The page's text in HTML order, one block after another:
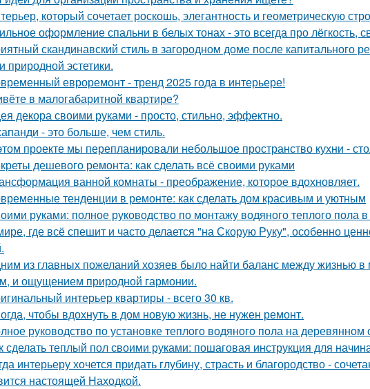
который сочетает роскошь, элегантность и геометрическую
оформление спальни в белых тонах - это всегда про лёгкость,
скандинавский стиль в загородном доме после капитального
природной эстетики.
евроремонт - тренд 2025 года в интерьере!
в малогабаритной квартире?
декора своими руками - просто, стильно, эффектно.
- это больше, чем стиль.
проекте мы перепланировали небольшое пространство кухни -
дешевого ремонта: как сделать всё своими руками
ванной комнаты - преображение, которое вдохновляет.
тенденции в ремонте: как сделать дом красивым и уютным
руками: полное руководство по монтажу водяного теплого пола
где всё спешит и часто делается "на Скорую Руку", особенно
из главных пожеланий хозяев было найти баланс между жизнью в
и ощущением природной гармонии.
интерьер квартиры - всего 30 кв.
чтобы вдохнуть в дом новую жизнь, не нужен ремонт.
руководство по установке теплого водяного пола на деревянном
сделать теплый пол своими руками: пошаговая инструкция для
интерьеру хочется придать глубину, страсть и благородство -
настоящей Находкой.